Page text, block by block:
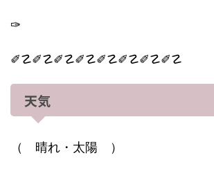
✑
✐☡✐☡✐☡✐☡✐☡✐☡✐☡✐☡
天気
（ 晴れ・太陽 ）